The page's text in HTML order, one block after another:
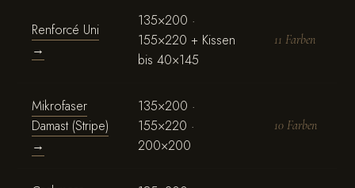
Renforcé Uni
→
135×200 ·
155×220 + Kissen
bis 40×145
11 Farben
Mikrofaser
Damast (Stripe)
→
135×200 ·
155×220 ·
200×200
10 Farben